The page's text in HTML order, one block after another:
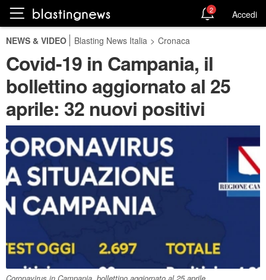
2 Accedi
NEWS & VIDEO Blasting News Italia > Cronaca
Covid-19 in Campania, il
bollettino aggiornato al 25
aprile: 32 nuovi positivi
Coronavirus in Campania, bollettino aggiornato al 25 aprile.